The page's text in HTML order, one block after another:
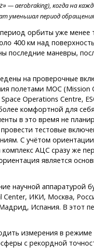
» — aerobraking), когда на
уменьшал период
орбиты уже менее
400 км над
последние маневры,
на проверочные
полетами MOC (Mission
Operations Centre,
комфортной для
в это время не
тестовые
С учётом
АЦС сразу же
является
научной аппаратурой
Center, ИКИ, Москва,
Испания. В этот
измерения в
с рекордной